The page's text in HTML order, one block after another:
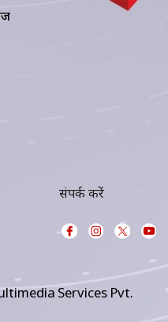
संपर्क करें
Services Pvt.